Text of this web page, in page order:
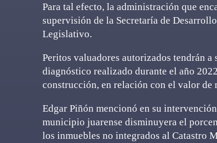
Para tal efecto, la administración que
supervisión de la Secretaría de
Legislativo.
Peritos valuadores autorizados tendrán
diagnóstico realizado durante el año
construcción, en relación con el valor de
Edgar Piñón mencionó en su
municipio juarense disminuyera el
los inmuebles no integrados al Catastro